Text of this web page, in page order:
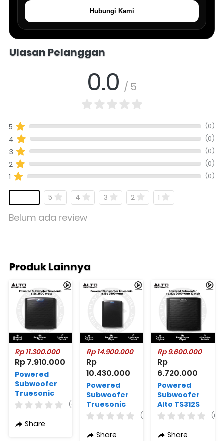
Hubungi Kami
Ulasan Pelanggan
0.0 / 5
5 (0)
4 (0)
3 (0)
2 (0)
1 (0)
5 4 3 2 1
Belum ada review
Produk Lainnya
Rp 11.300.000
Rp 7.910.000
Powered
Subwoofer
Truesonic
Alto TS12S
(0)
Share
Rp 14.900.000
Rp
10.430.000
Powered
Subwoofer
Truesonic
Alto TS18S
(0)
Share
Rp 9.600.000
Rp
6.720.000
Powered
Subwoofer
Alto TS312S
2000 Watt 12
(0)
Share